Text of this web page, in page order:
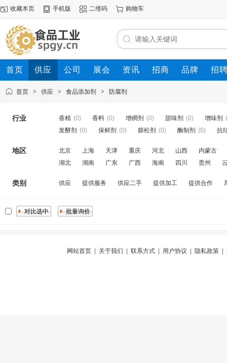
收藏本页 手机版 二维码 购物车
首页 供应 公司 展会 资讯 招商 品牌 招
首页 > 供应 > 食品添加剂 > 防腐剂
行业 香精 (0) 香料 (0) 增稠剂 (0) 甜味剂 (0) 增味剂
发酵剂 (0) 保鲜剂 (0) 膨松剂 (0) 酶制剂 (0) 抗
地区 北京 上海 天津 重庆 河北 山西
内蒙古
湖北
湖南 广东 广西 海南 四川 贵州
类别 供应 提供服务 供应二手 提供加工 提供合作
网站首页| 关于我们 联系方式| 用户协议 隐私政策|